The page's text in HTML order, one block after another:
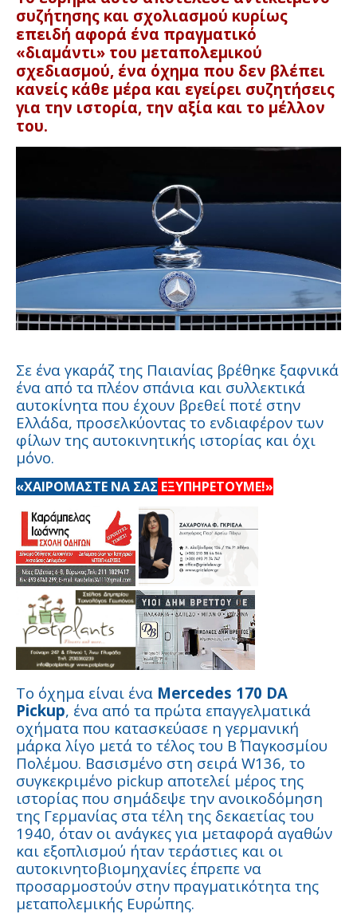
συζήτησης και σχολιασμού κυρίως
επειδή αφορά ένα πραγματικό
«διαμάντι» του μεταπολεμικού
σχεδιασμού, ένα όχημα που δεν βλέπει
κανείς κάθε μέρα και εγείρει συζητήσεις
για την ιστορία, την αξία και το μέλλον
του.
Σε ένα γκαράζ της Παιανίας βρέθηκε ξαφνικά
ένα από τα πλέον σπάνια και συλλεκτικά
αυτοκίνητα που έχουν βρεθεί ποτέ στην
Ελλάδα, προσελκύοντας το ενδιαφέρον των
φίλων της αυτοκινητικής ιστορίας και όχι
μόνο.
«ΧΑΙΡΟΜΑΣΤΕ ΝΑ ΣΑΣ ΕΞΥΠΗΡΕΤΟΥΜΕ!»
Το όχημα είναι ένα Mercedes 170 DA
Pickup, ένα από τα πρώτα επαγγελματικά
οχήματα που κατασκεύασε η γερμανική
μάρκα λίγο μετά το τέλος του Β΄ Παγκοσμίου
Πολέμου. Βασισμένο στη σειρά W136, το
συγκεκριμένο pickup αποτελεί μέρος της
ιστορίας που σημάδεψε την ανοικοδόμηση
της Γερμανίας στα τέλη της δεκαετίας του
1940, όταν οι ανάγκες για μεταφορά αγαθών
και εξοπλισμού ήταν τεράστιες και οι
αυτοκινητοβιομηχανίες έπρεπε να
προσαρμοστούν στην πραγματικότητα της
μεταπολεμικής Ευρώπης.